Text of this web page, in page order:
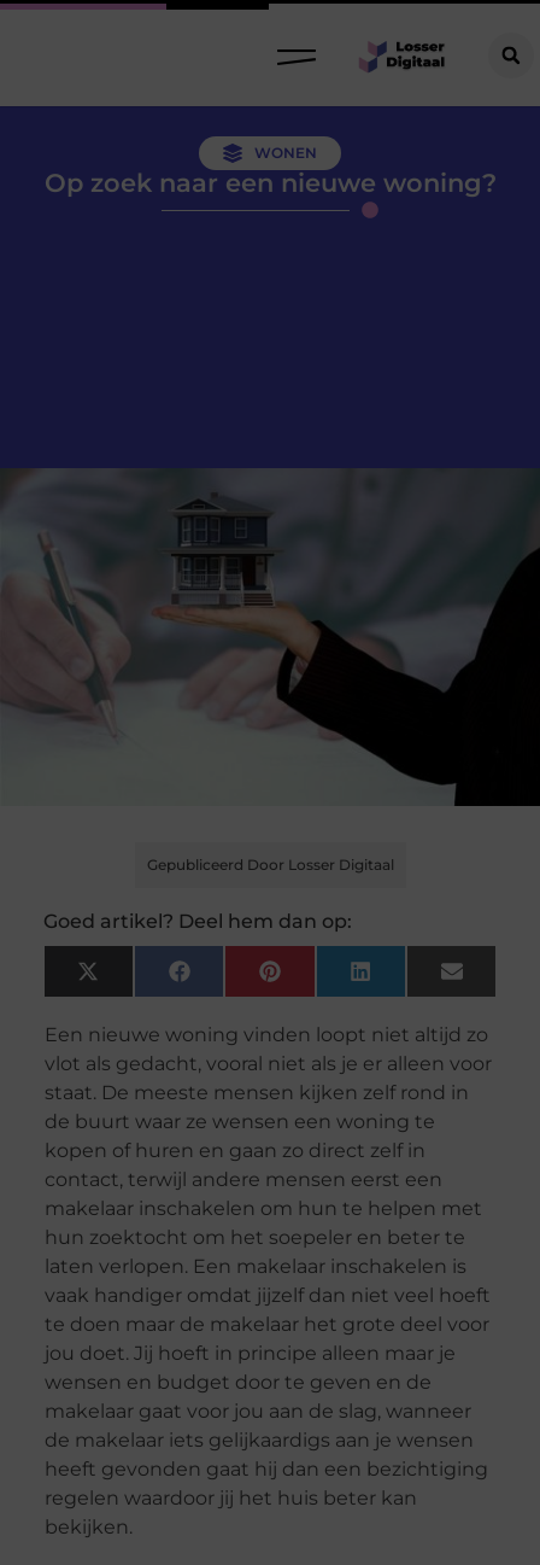
WONEN
Op zoek naar een nieuwe woning?
Gepubliceerd Door Losser Digitaal
Goed artikel? Deel hem dan op:
X
(Twitter)
FacebookPinterest LinkedIn Email
Een nieuwe woning vinden loopt niet altijd zo
vlot als gedacht, vooral niet als je er alleen voor
staat. De meeste mensen kijken zelf rond in
de buurt waar ze wensen een woning te
kopen of huren en gaan zo direct zelf in
contact, terwijl andere mensen eerst een
makelaar inschakelen om hun te helpen met
hun zoektocht om het soepeler en beter te
laten verlopen. Een makelaar inschakelen is
vaak handiger omdat jijzelf dan niet veel hoeft
te doen maar de makelaar het grote deel voor
jou doet. Jij hoeft in principe alleen maar je
wensen en budget door te geven en de
makelaar gaat voor jou aan de slag, wanneer
de makelaar iets gelijkaardigs aan je wensen
heeft gevonden gaat hij dan een bezichtiging
regelen waardoor jij het huis beter kan
bekijken.